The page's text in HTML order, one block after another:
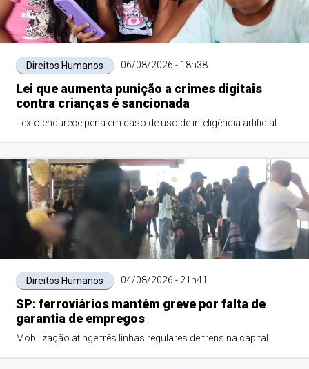
Direitos Humanos 06/08/2026 - 18h38
Lei que aumenta punição a crimes digitais
contra crianças é sancionada
Texto endurece pena em caso de uso de inteligência artificial
Direitos Humanos 04/08/2026 - 21h41
SP: ferroviários mantém greve por falta de
garantia de empregos
Mobilização atinge três linhas regulares de trens na capital